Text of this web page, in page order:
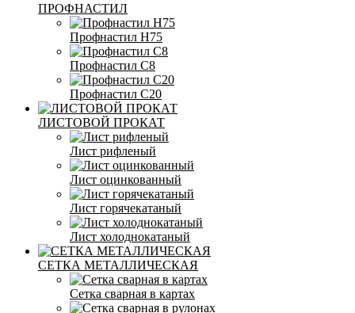
ПРОФНАСТИЛ
Профнастил Н75
Профнастил С8
Профнастил С20
ЛИСТОВОЙ ПРОКАТ
Лист рифленый
Лист оцинкованный
Лист горячекатаный
Лист холоднокатаный
СЕТКА МЕТАЛЛИЧЕСКАЯ
Сетка сварная в картах